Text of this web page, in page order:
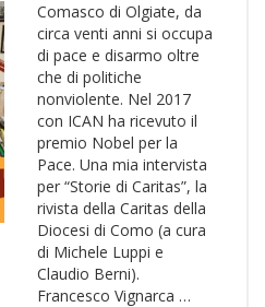
Comasco di Olgiate, da
circa venti anni si occupa
di pace e disarmo oltre
che di politiche
nonviolente. Nel 2017
con ICAN ha ricevuto il
premio Nobel per la
Pace. Una mia intervista
per “Storie di Caritas”, la
rivista della Caritas della
Diocesi di Como (a cura
di Michele Luppi e
Claudio Berni).
Francesco Vignarca …